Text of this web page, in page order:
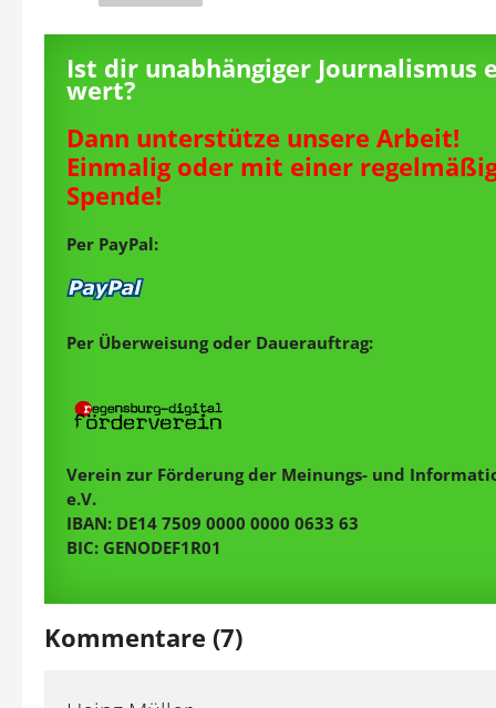
Ist dir unabhängiger Journalismus
wert?
Dann unterstütze unsere Arbeit!
Einmalig oder mit einer
Spende!
Per PayPal:
Per Überweisung oder Dauerauftrag:
Verein zur Förderung der Meinungs- und
e.V.
IBAN: DE14 7509 0000 0000 0633 63
BIC: GENODEF1R01
Kommentare (7)